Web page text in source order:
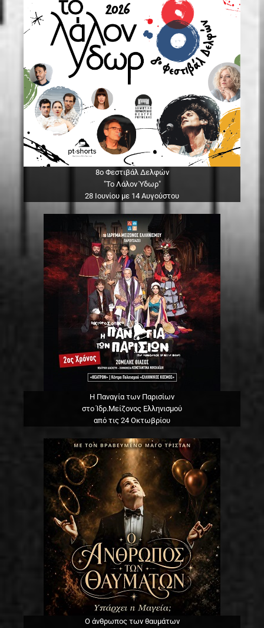
8ο Φεστιβάλ Δελφών
"Το Λάλον Ύδωρ"
28 Ιουνίου με 14 Αυγούστου
Η Παναγία των Παρισίων
στο Ίδρ.Μείζονος Ελληνισμού
από τις 24 Οκτωβρίου
Ο άνθρωπος των θαυμάτων